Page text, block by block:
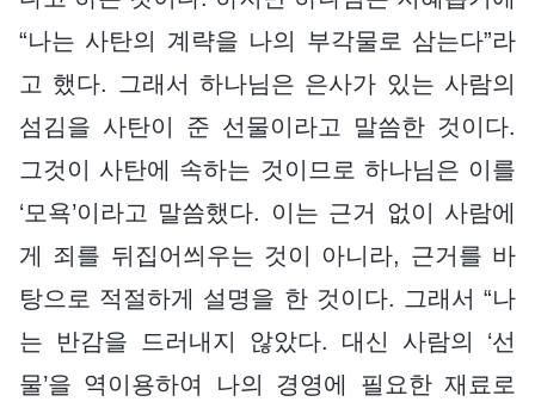
“나는 사탄의 계략을 나의 부각물로 삼는다”라
고 했다. 그래서 하나님은 은사가 있는 사람의
섬김을 사탄이 준 선물이라고 말씀한 것이다.
그것이 사탄에 속하는 것이므로 하나님은 이를
‘모욕’이라고 말씀했다. 이는 근거 없이 사람에
게 죄를 뒤집어씌우는 것이 아니라, 근거를 바
탕으로 적절하게 설명을 한 것이다. 그래서 “나
는 반감을 드러내지 않았다. 대신 사람의 ‘선
물’을 역이용하여 나의 경영에 필요한 재료로